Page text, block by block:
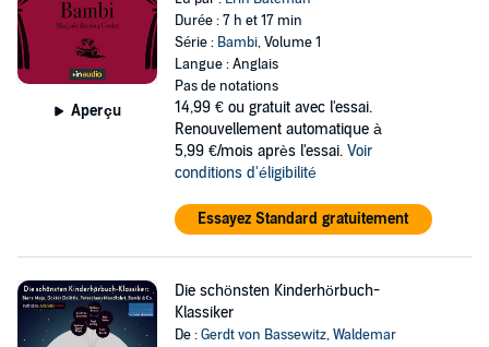
Aperçu
Durée : 7 h et 17 min
Série : Bambi, Volume 1
Langue : Anglais
Pas de notations
14,99 € ou gratuit avec l'essai.
Renouvellement automatique à
5,99 €/mois après l'essai. Voir
conditions d'éligibilité
Essayez Standard gratuitement
Die schönsten Kinderhörbuch-
Klassiker
De :Gerdt von Bassewitz,Waldemar